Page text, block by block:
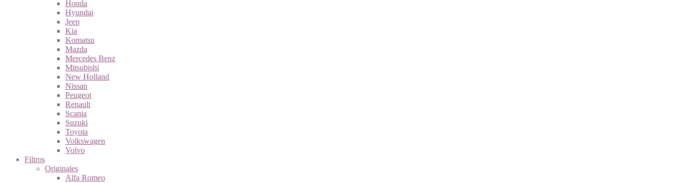
Honda
Hyundai
Jeep
Kia
Komatsu
Mazda
Mercedes Benz
Mitsubishi
New Holland
Nissan
Peugeot
Renault
Scania
Suzuki
Toyota
Volkswagen
Volvo
Filtros
Originales
Alfa Romeo